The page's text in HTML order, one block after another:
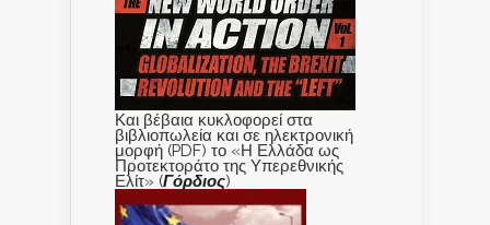
Και βέβαια κυκλοφορεί στα
βιβλιοπωλεία και σε ηλεκτρονική
μορφή (PDF) το «Η Ελλάδα ως
Προτεκτοράτο της Υπερεθνικής
Ελίτ» (Γόρδιος)